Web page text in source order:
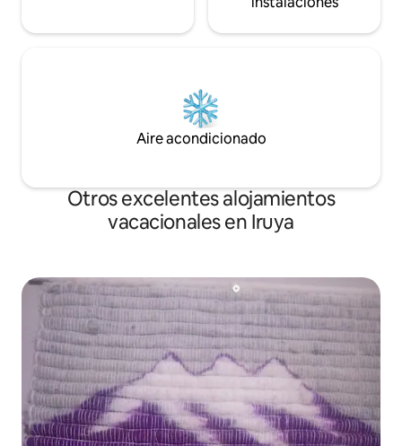
Aire acondicionado
Otros excelentes alojamientos
vacacionales en Iruya